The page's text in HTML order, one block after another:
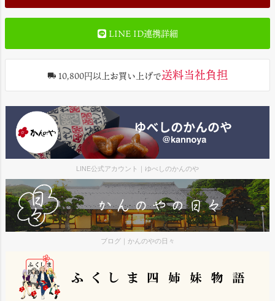
LINE ID連携詳細
10,800円以上お買い上げで送料当社負担
LINE公式アカウント｜ゆべしのかんのや
ブログ｜かんのやの日々